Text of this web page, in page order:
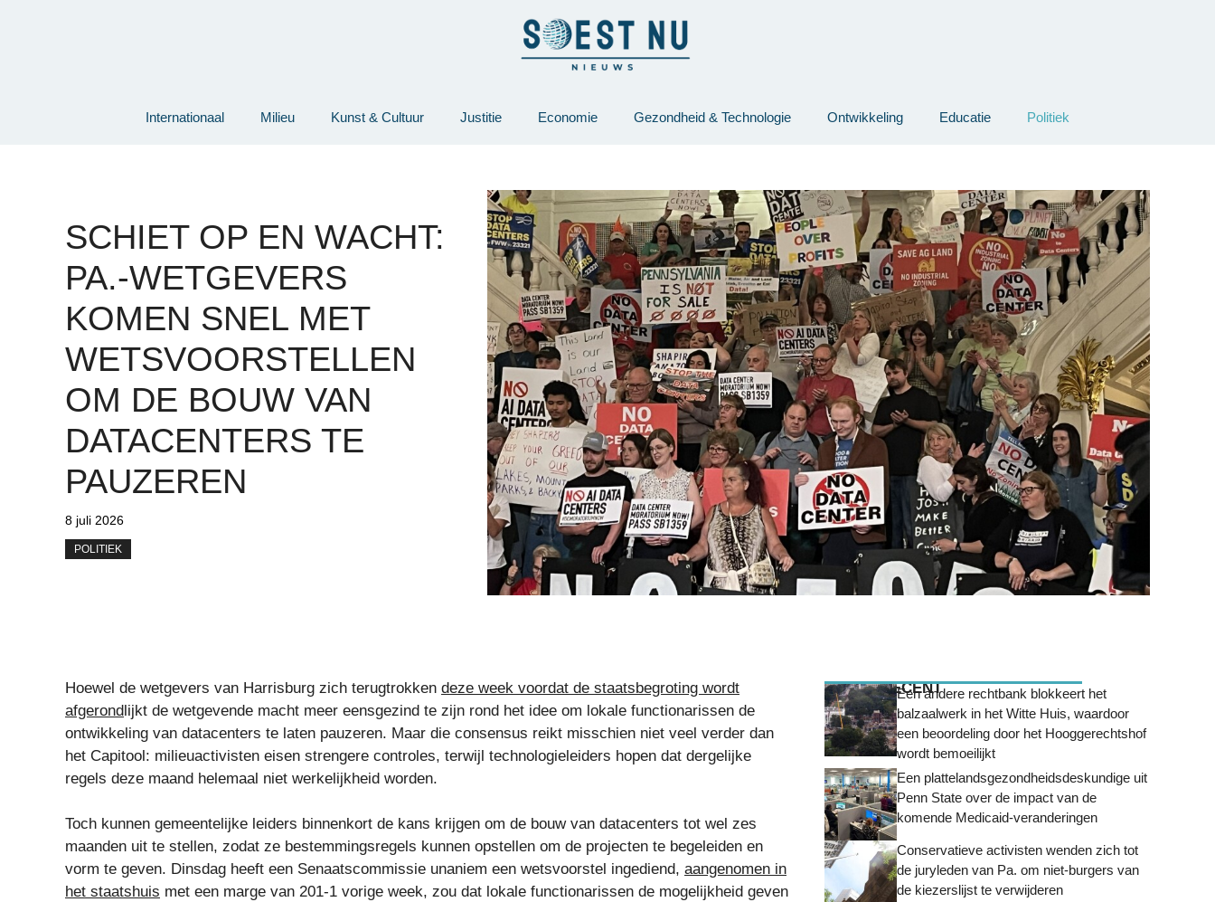
Internationaal Milieu Kunst & Cultuur Justitie Economie Gezondheid & Technologie Ontwikkeling Educatie Politiek
SCHIET OP EN WACHT:
PA.-WETGEVERS
KOMEN SNEL MET
WETSVOORSTELLEN
OM DE BOUW VAN
DATACENTERS TE
PAUZEREN
8 juli 2026
POLITIEK
Hoewel de wetgevers van Harrisburg zich terugtrokken deze week voordat de staatsbegroting wordt
afgerondlijkt de wetgevende macht meer eensgezind te zijn rond het idee om lokale functionarissen de
ontwikkeling van datacenters te laten pauzeren. Maar die consensus reikt misschien niet veel verder dan
het Capitool: milieuactivisten eisen strengere controles, terwijl technologieleiders hopen dat dergelijke
regels deze maand helemaal niet werkelijkheid worden.
Toch kunnen gemeentelijke leiders binnenkort de kans krijgen om de bouw van datacenters tot wel zes
maanden uit te stellen, zodat ze bestemmingsregels kunnen opstellen om de projecten te begeleiden en
vorm te geven. Dinsdag heeft een Senaatscommissie unaniem een ​​wetsvoorstel ingediend, aangenomen in
het staatshuis met een marge van 201-1 vorige week, zou dat lokale functionarissen de mogelijkheid geven
MEEST RECENTEen andere rechtbank blokkeert het
balzaalwerk in het Witte Huis, waardoor
een beoordeling door het Hooggerechtshof
wordt bemoeilijkt
Een plattelandsgezondheidsdeskundige uit
Penn State over de impact van de
komende Medicaid-veranderingen
Conservatieve activisten wenden zich tot
de juryleden van Pa. om niet-burgers van
de kiezerslijst te verwijderen